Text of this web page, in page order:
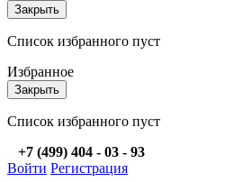
Закрыть
Список избранного пуст
Избранное
Закрыть
Список избранного пуст
+7 (499) 404 - 03 - 93
Войти Регистрация